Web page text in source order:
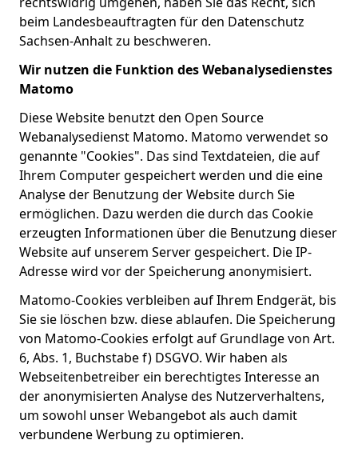
beim Landesbeauftragten für den Datenschutz
Sachsen-Anhalt zu beschweren.
Wir nutzen die Funktion des Webanalysedienstes
Matomo
Diese Website benutzt den Open Source
Webanalysedienst Matomo. Matomo verwendet so
genannte "Cookies". Das sind Textdateien, die auf
Ihrem Computer gespeichert werden und die eine
Analyse der Benutzung der Website durch Sie
ermöglichen. Dazu werden die durch das Cookie
erzeugten Informationen über die Benutzung dieser
Website auf unserem Server gespeichert. Die IP-
Adresse wird vor der Speicherung anonymisiert.
Matomo-Cookies verbleiben auf Ihrem Endgerät, bis
Sie sie löschen bzw. diese ablaufen. Die Speicherung
von Matomo-Cookies erfolgt auf Grundlage von Art.
6, Abs. 1, Buchstabe f) DSGVO. Wir haben als
Webseitenbetreiber ein berechtigtes Interesse an
der anonymisierten Analyse des Nutzerverhaltens,
um sowohl unser Webangebot als auch damit
verbundene Werbung zu optimieren.